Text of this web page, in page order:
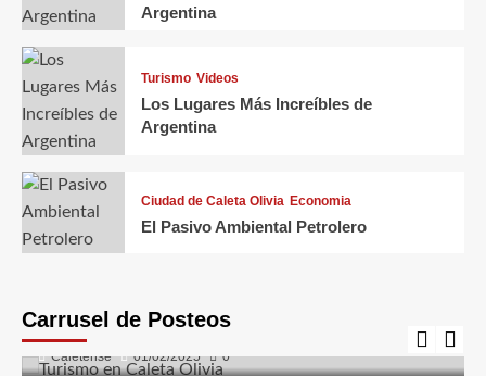
Argentina
Turismo Videos
Los Lugares Más Increíbles de
Argentina
Ciudad de Caleta Olivia Economia
El Pasivo Ambiental Petrolero
Carrusel de Posteos
Turismo en Caleta Olivia
Caletense 01/02/2025 0